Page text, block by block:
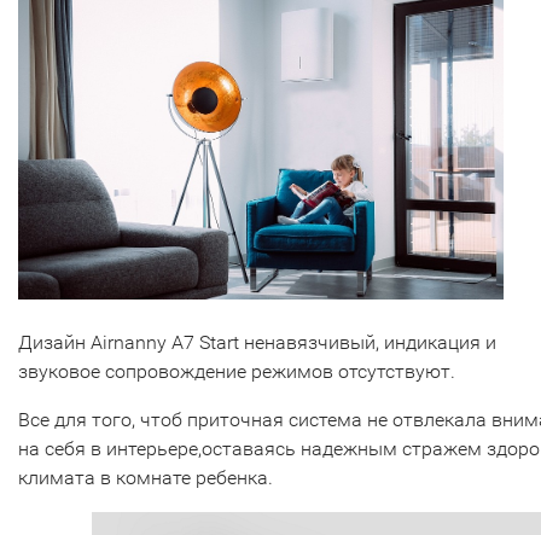
Дизайн Airnanny A7 Start ненавязчивый, индикация и
звуковое сопровождение режимов отсутствуют.
Все для того, чтоб приточная система не отвлекала
на себя в интерьере,оставаясь надежным стражем
климата в комнате ребенка.